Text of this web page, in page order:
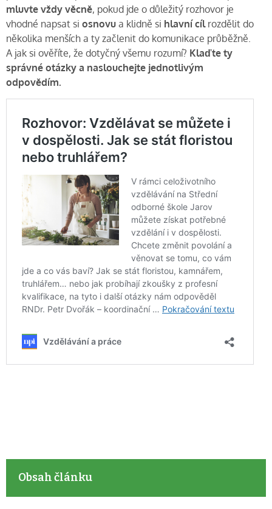
mluvte vždy věcně, pokud jde o důležitý rozhovor je
vhodné napsat si osnovu a klidně si hlavní cílrozdělit do
několika menších a ty začlenit do komunikace průběžně.
A jak si ověříte, že dotyčný všemu rozumí? Klaďte ty
správné otázky a naslouchejte jednotlivým
odpovědím.
Obsah článku